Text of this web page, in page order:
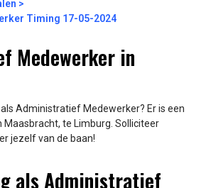
Timing 17-05-2024
Medewerker in
Administratief Medewerker? Er is een
te Limburg. Solliciteer
jezelf van de baan!
als Administratief